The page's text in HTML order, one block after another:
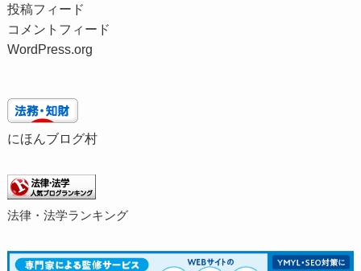
投稿フィード
コメントフィード
WordPress.org
にほんブログ村
法律・法学ランキング